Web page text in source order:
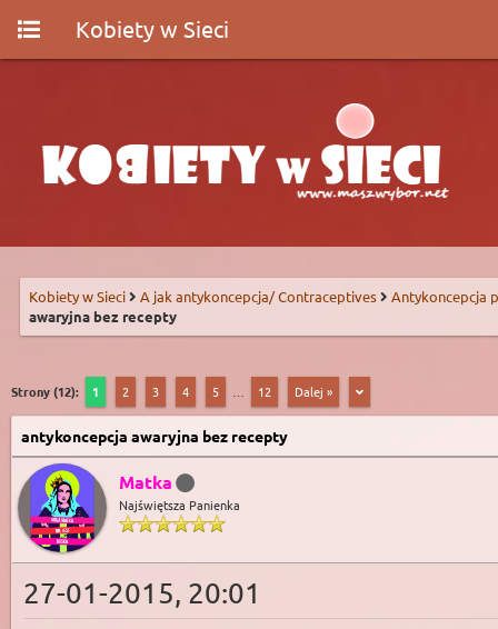
Kobiety w Sieci
Kobiety w Sieci A jak antykoncepcja/ Contraceptives
Antykoncepcja
awaryjna bez recepty
Strony (12): 1 2 3 4 5 12 Dalej »
antykoncepcja awaryjna bez recepty
Matka
Najświętsza Panienka
27-01-2015, 20:01